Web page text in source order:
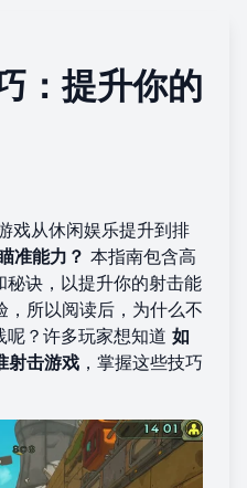
：提升你的
戏从休闲娱乐提升到排
准能力？ 本指南包含高
秘诀，以提升你的射击能
，所以阅读后，为什么不
呢？许多玩家想知道 如
射击游戏 ，掌握这些技巧